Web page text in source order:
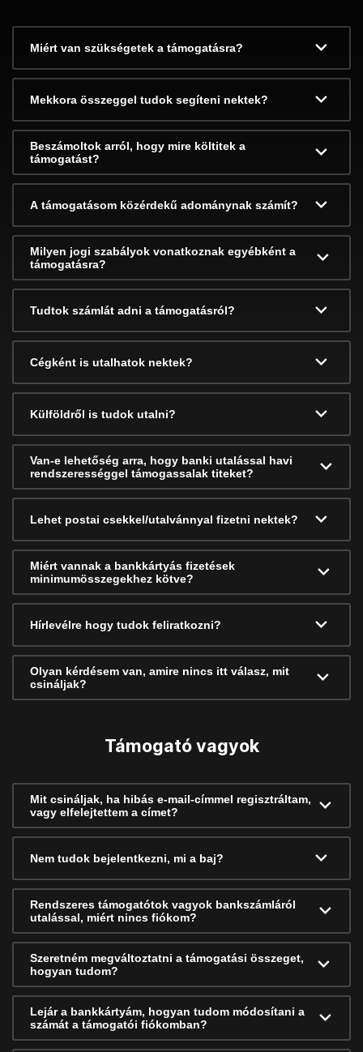
Miért van szükségetek a támogatásra?
Mekkora összeggel tudok segíteni nektek?
Beszámoltok arról, hogy mire költitek a
támogatást?
A támogatásom közérdekű adománynak számít?
Milyen jogi szabályok vonatkoznak egyébként a
támogatásra?
Tudtok számlát adni a támogatásról?
Cégként is utalhatok nektek?
Külföldről is tudok utalni?
Van-e lehetőség arra, hogy banki utalással havi
rendszerességgel támogassalak titeket?
Lehet postai csekkel/utalvánnyal fizetni nektek?
Miért vannak a bankkártyás fizetések
minimumösszegekhez kötve?
Hírlevélre hogy tudok feliratkozni?
Olyan kérdésem van, amire nincs itt válasz, mit
csináljak?
Támogató vagyok
Mit csináljak, ha hibás e-mail-címmel regisztráltam,
vagy elfelejtettem a címet?
Nem tudok bejelentkezni, mi a baj?
Rendszeres támogatótok vagyok bankszámláról
utalással, miért nincs fiókom?
Szeretném megváltoztatni a támogatási összeget,
hogyan tudom?
Lejár a bankkártyám, hogyan tudom módosítani a
számát a támogatói fiókomban?